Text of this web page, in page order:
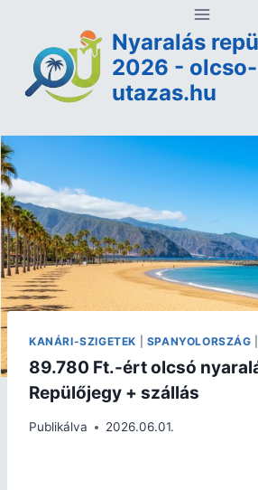
Nyaralás
2026 - olcso-
utazas.hu
KANÁRI-SZIGETEK SPANYOLORSZÁG
89.780 Ft.-ért olcsó
Repülőjegy + szállás
Publikálva 2026.06.01.